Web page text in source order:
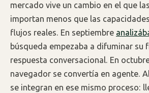
mercado vive un cambio en el que
importan menos que las
flujos reales. En septiembre
búsqueda empezaba a difuminar su
respuesta conversacional. En
navegador se convertía en agente.
se integran en ese mismo proceso: